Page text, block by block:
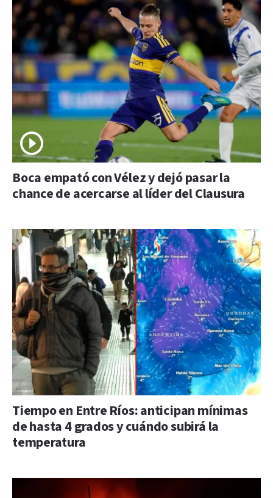
Boca empató con Vélez y dejó pasar la
chance de acercarse al líder del Clausura
Tiempo en Entre Ríos: anticipan mínimas
de hasta 4 grados y cuándo subirá la
temperatura